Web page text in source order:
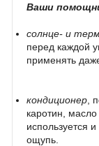
Ваши
солнце- и
перед каждой
применять
кондиционер ,
каротин, масло
используется
ощупь.